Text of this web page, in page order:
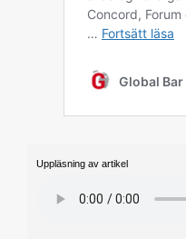
Uppläsning av artikel